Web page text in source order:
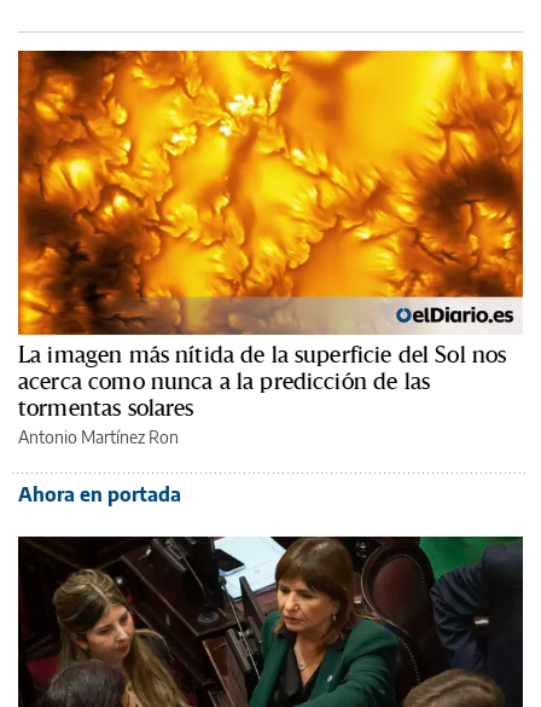
La imagen más nítida de la superficie del Sol nos
acerca como nunca a la predicción de las
tormentas solares
Antonio Martínez Ron
Ahora en portada